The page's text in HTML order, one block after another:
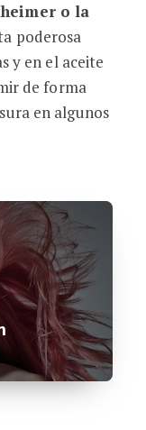
o la
poderosa
y en el aceite
de forma
en algunos